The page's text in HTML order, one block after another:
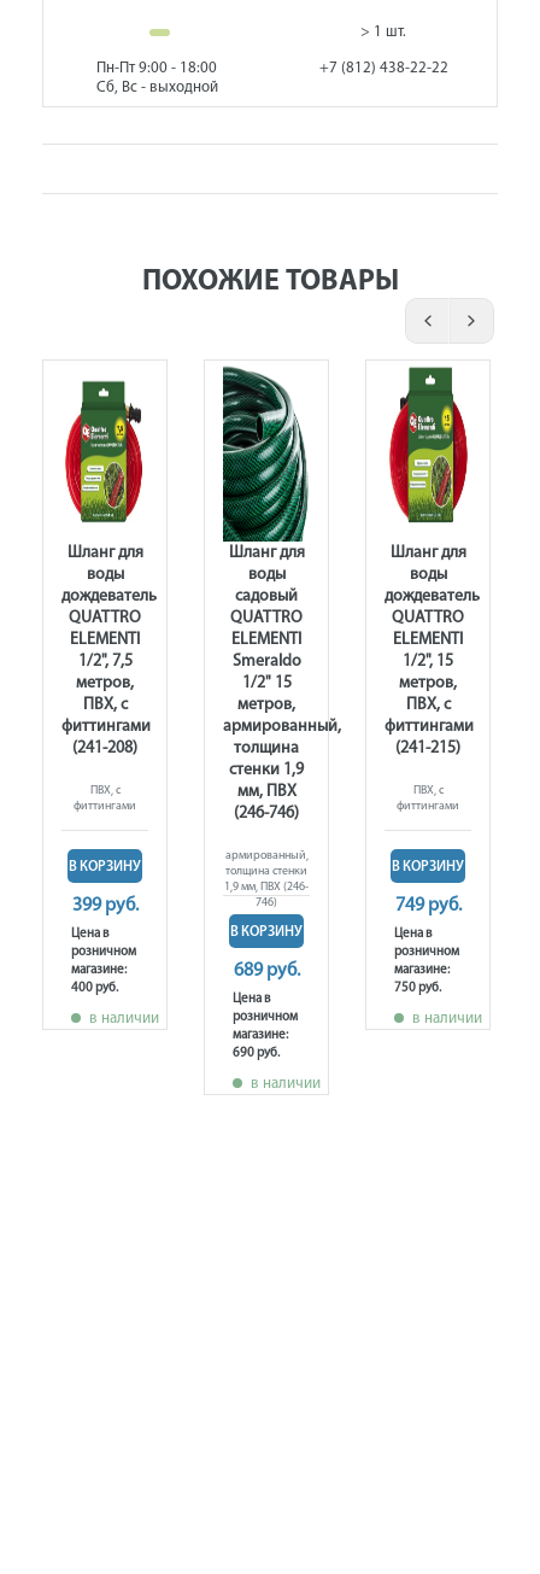
> 1 шт.
Пн-Пт 9:00 - 18:00
Сб, Вс - выходной
+7 (812) 438-22-22
ПОХОЖИЕ ТОВАРЫ
Шланг для
воды
дождеватель
QUATTRO
ELEMENTI
1/2", 7,5
метров,
ПВХ, с
фиттингами
(241-208)
ПВХ, с
фиттингами
В КОРЗИНУ
399 руб.
Цена в
розничном
магазине:
400 руб.
в наличии
Шланг для
воды
садовый
QUATTRO
ELEMENTI
Smeraldo
1/2" 15
метров,
армированный,
толщина
стенки 1,9
мм, ПВХ
(246-746)
армированный,
толщина стенки
1,9 мм, ПВХ (246-
746)
В КОРЗИНУ
689 руб.
Цена в
розничном
магазине:
690 руб.
в наличии
Шланг для
воды
дождеватель
QUATTRO
ELEMENTI
1/2", 15
метров,
ПВХ, с
фиттингами
(241-215)
ПВХ, с
фиттингами
В КОРЗИНУ
749 руб.
Цена в
розничном
магазине:
750 руб.
в наличии